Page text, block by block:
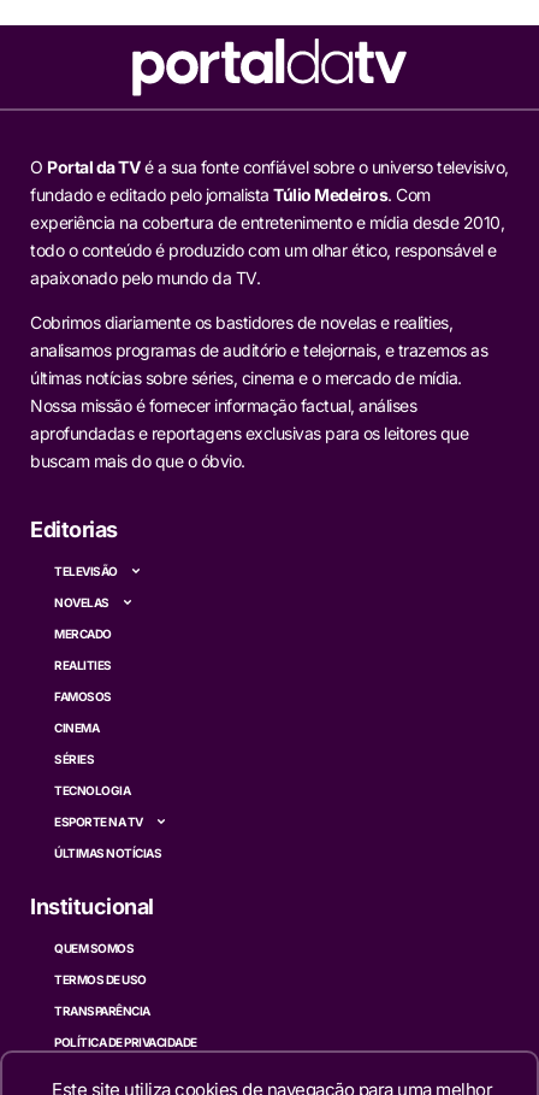
O Portal da TVé a sua fonte confiável sobre o universo televisivo,
fundado e editado pelo jornalista Túlio Medeiros. Com
experiência na cobertura de entretenimento e mídia desde 2010,
todo o conteúdo é produzido com um olhar ético, responsável e
apaixonado pelo mundo da TV.
Cobrimos diariamente os bastidores de novelas e realities,
analisamos programas de auditório e telejornais, e trazemos as
últimas notícias sobre séries, cinema e o mercado de mídia.
Nossa missão é fornecer informação factual, análises
aprofundadas e reportagens exclusivas para os leitores que
buscam mais do que o óbvio.
Editorias
TELEVISÃO
NOVELAS
MERCADO
REALITIES
FAMOSOS
CINEMA
SÉRIES
TECNOLOGIA
ESPORTE NA TV
ÚLTIMAS NOTÍCIAS
Institucional
QUEM SOMOS
TERMOS DE USO
TRANSPARÊNCIA
POLÍTICA DE PRIVACIDADE
Este site utiliza cookies de navegação para uma melhor